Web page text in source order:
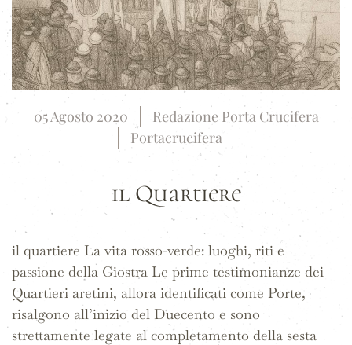
05 Agosto 2020
Redazione Porta Crucifera
Portacrucifera
il Quartiere
il quartiere La vita rosso-verde: luoghi, riti e
passione della Giostra Le prime testimonianze dei
Quartieri aretini, allora identificati come Porte,
risalgono all’inizio del Duecento e sono
strettamente legate al completamento della sesta